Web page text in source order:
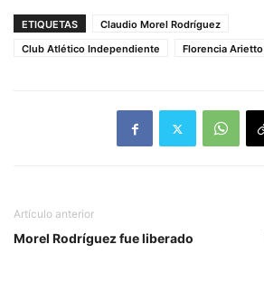
ETIQUETAS
Claudio Morel Rodríguez
Club Atlético Independiente
Florencia Arietto
Artículo anterior
Morel Rodríguez fue liberado